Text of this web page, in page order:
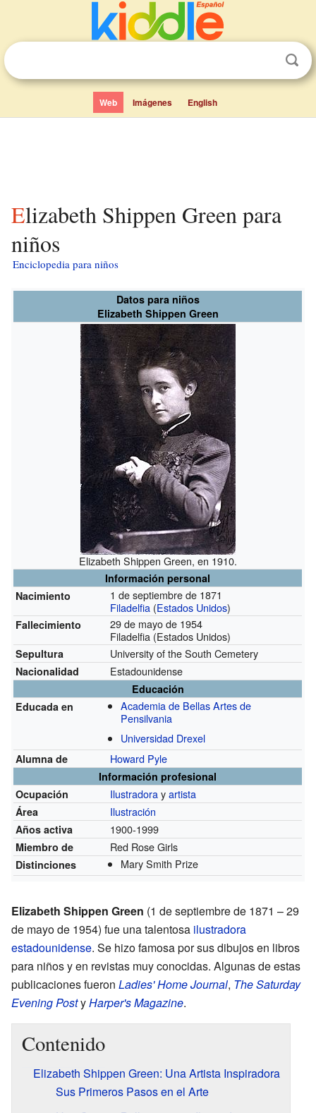
Web Imágenes English
Elizabeth Shippen Green para
niños
Enciclopedia para niños
Datos para niños
Elizabeth Shippen Green
Elizabeth Shippen Green, en 1910.
Información personal
Nacimiento
1 de septiembre de 1871
Filadelfia (Estados Unidos)
Fallecimiento
29 de mayo de 1954
Filadelfia (Estados Unidos)
Sepultura University of the South Cemetery
Nacionalidad Estadounidense
Educación
Educada en
Academia de Bellas Artes de
Pensilvania
Universidad Drexel
Alumna de Howard Pyle
Información profesional
Ocupación
Ilustradorayartista
Área Ilustración
Años activa 1900-1999
Miembro de Red Rose Girls
Distinciones Mary Smith Prize
Elizabeth Shippen Green (1 de septiembre de 1871 – 29
de mayo de 1954) fue una talentosa ilustradora
estadounidense. Se hizo famosa por sus dibujos en libros
para niños y en revistas muy conocidas. Algunas de estas
publicaciones fueron Ladies' Home Journal, The Saturday
Evening PostyHarper's Magazine.
Contenido
Elizabeth Shippen Green: Una Artista Inspiradora
Sus Primeros Pasos en el Arte